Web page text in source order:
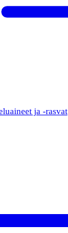
ja -rasvat